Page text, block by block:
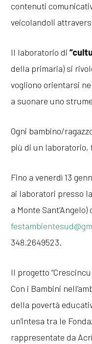
contenuti
veicolandoli
Il laboratorio di
della primaria) si
vogliono orientarsi
a suonare uno
Ogni bambino/
più di un laboratorio,
Fino a venerdì 13
ai laboratori presso
a Monte
348.2649523.
Il progetto
Con i Bambini
della povertà
un’intesa tra le
rappresentate da